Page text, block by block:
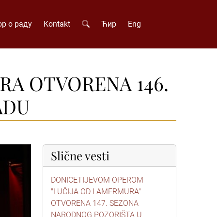
о раду Kontakt Ћир Eng
OTVORENA 146.
Slične vesti
DONICETIJEVOM OPEROM
"LUČIJA OD LAMERMURA"
OTVORENA 147. SEZONA
NARODNOG POZORIŠTA U